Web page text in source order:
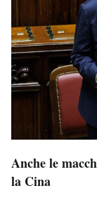
Anche le
la Cina